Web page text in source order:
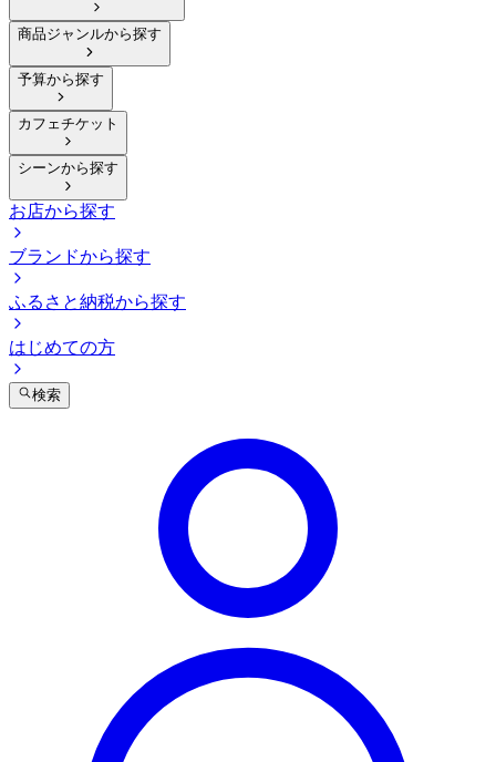
商品ジャンルから探す
予算から探す
カフェチケット
シーンから探す
お店から探す
ブランドから探す
ふるさと納税から探す
はじめての方
検索